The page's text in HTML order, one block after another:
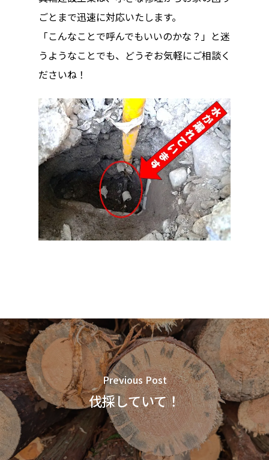
ごとまで迅速に対応いたします。
「こんなことで呼んでもいいのかな？」と迷
うようなことでも、どうぞお気軽にご相談く
ださいね！
Previous Post
伐採していて！